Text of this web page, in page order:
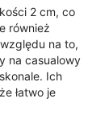
2 cm, co
również
na to,
na casualowy
Ich
łatwo je